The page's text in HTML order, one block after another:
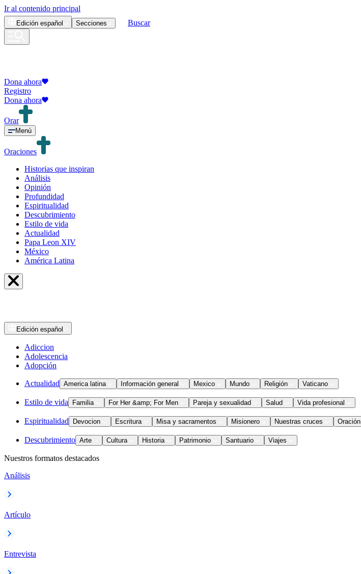
Ir al contenido principal
Edición español Secciones Buscar
Dona ahora
Registro
Dona ahora
Orar
Menú
Oraciones
Historias que inspiran
Análisis
Opinión
Profundidad
Espiritualidad
Descubrimiento
Estilo de vida
Actualidad
Papa Leon XIV
México
América Latina
Edición español
Adiccion
Adolescencia
Adopción
Actualidad America latina Información general Mexico Mundo Religión Vaticano
Estilo de vida Familia For Her &amp; For Men Pareja y sexualidad Salud Vida profesional
Espiritualidad Devocion Escritura Misa y sacramentos Misionero Nuestras cruces Oración
Descubrimiento Arte Cultura Historia Patrimonio Santuario Viajes
Nuestros formatos destacados
Análisis
Artículo
Entrevista